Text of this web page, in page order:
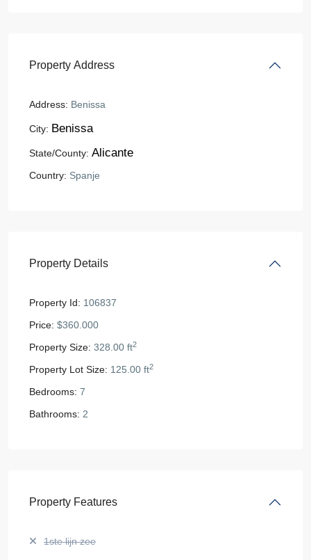
Property Address
Address: Benissa
City: Benissa
State/County: Alicante
Country: Spanje
Property Details
Property Id: 106837
Price: $360.000
Property Size: 328.00 ft2
Property Lot Size: 125.00 ft2
Bedrooms: 7
Bathrooms: 2
Property Features
1ste lijn zee